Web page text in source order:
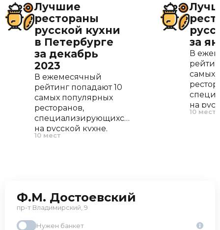
Лучшие
рестораны
русской кухни
в Петербурге
за декабрь
2023
В ежемесячный
рейтинг попадают 10
самых популярных
ресторанов,
специализирующихся
на русской кухне.
Одни предлагают
кухней» — и все
встречаются в нашем
рейтинге!
10 мест
за
В
самых
на
Одни
10 мест
Ф.М. Достоевский
пр-т Владимирский, 9
Нужен банкет